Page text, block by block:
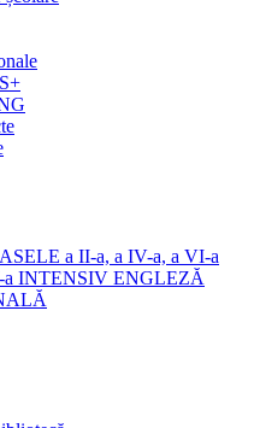
a II-a, a IV-a, a VI-a
INTENSIV ENGLEZĂ